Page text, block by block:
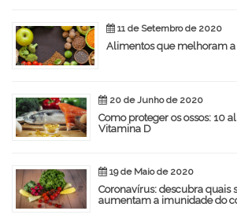
11 de Setembro de 2020
Alimentos que melhoram
20 de Junho de 2020
Como proteger os ossos: 10
Vitamina D
19 de Maio de 2020
Coronavírus: descubra quais
aumentam a imunidade do